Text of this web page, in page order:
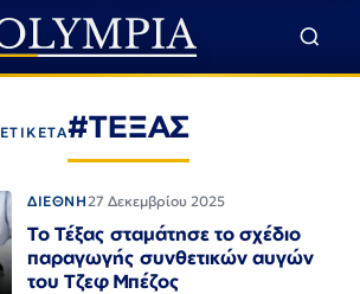
ΕΤΙΚΕΤΑ#ΤΕΞΑΣ
ΔΙΕΘΝΗ27 Δεκεμβρίου 2025
Το Τέξας σταμάτησε το σχέδιο
παραγωγής συνθετικών αυγών
του Τζεφ Μπέζος